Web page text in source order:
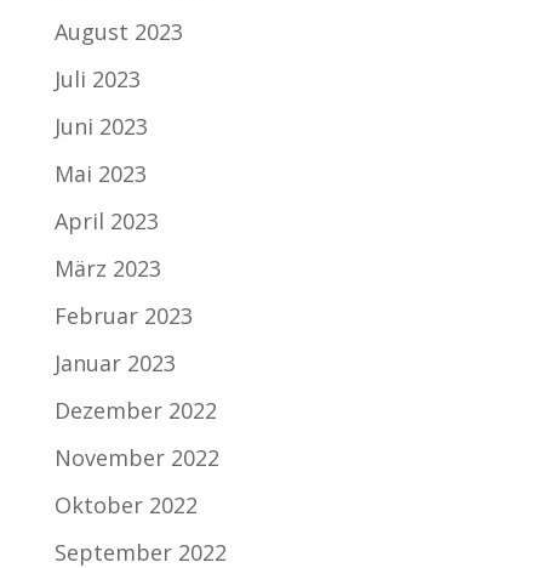
August 2023
Juli 2023
Juni 2023
Mai 2023
April 2023
März 2023
Februar 2023
Januar 2023
Dezember 2022
November 2022
Oktober 2022
September 2022